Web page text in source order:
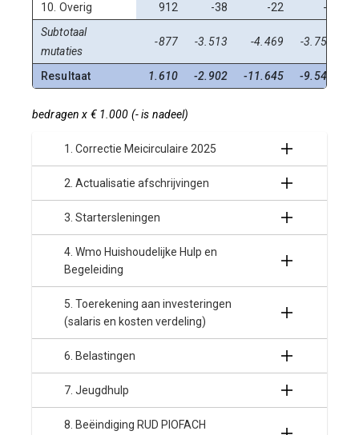
10. Overig 912 -38 -22
-7
Subtotaal
mutaties
-877 -3.513 -4.469 -3.758
Resultaat 1.610 -2.902 -11.645 -9.545
bedragen x € 1.000 (- is nadeel)
1. Correctie Meicirculaire 2025
2. Actualisatie afschrijvingen
3. Startersleningen
4. Wmo Huishoudelijke Hulp en
Begeleiding
5. Toerekening aan investeringen
(salaris en kosten verdeling)
6. Belastingen
7. Jeugdhulp
8. Beëindiging RUD PIOFACH